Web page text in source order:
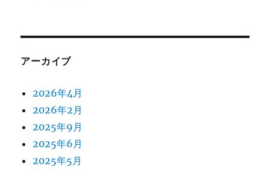
アーカイブ
2026年4月
2026年2月
2025年9月
2025年6月
2025年5月